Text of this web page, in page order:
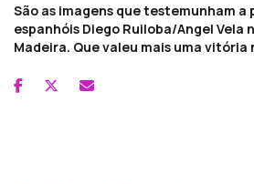
São as imagens que testemunham a
espanhóis Diego Ruiloba/Angel Vela
Madeira. Que valeu mais uma vitória